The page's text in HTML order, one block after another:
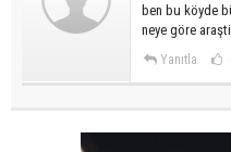
ben bu köyde
neye göre
Yanıtla